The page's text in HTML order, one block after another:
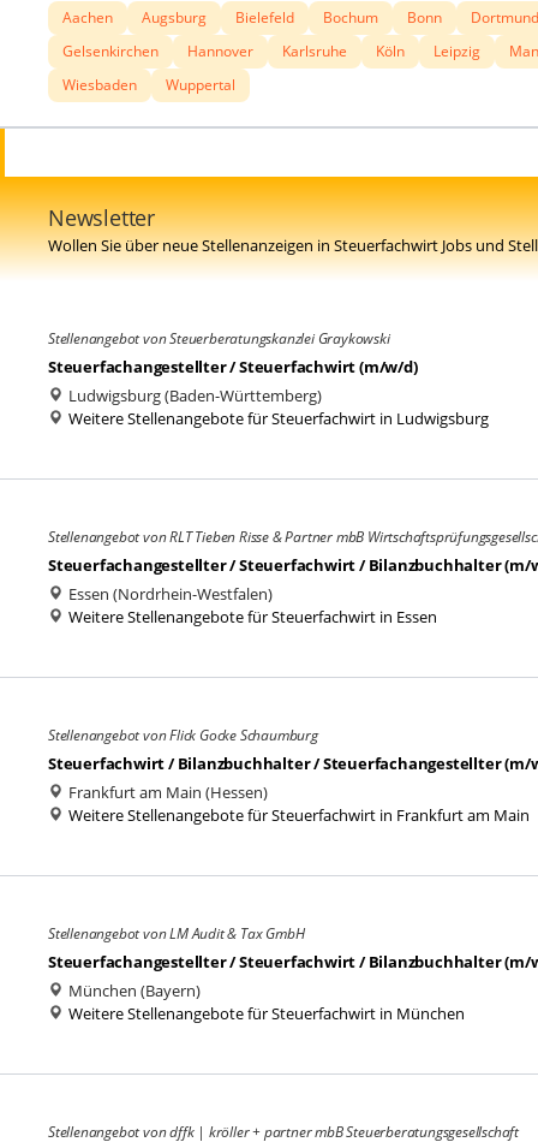
Aachen Augsburg Bielefeld Bochum Bonn
Dortmund
Gelsenkirchen
Hannover Karlsruhe Köln Leipzig
Wiesbaden
Wuppertal
Newsletter
Wollen Sie über neue Stellenanzeigen in Steuerfachwirt Jobs und
Stellenangebot von Steuerberatungskanzlei Graykowski
Steuerfachangestellter / Steuerfachwirt (m/w/d)
Ludwigsburg (Baden-Württemberg)
Weitere Stellenangebote für Steuerfachwirt in Ludwigsburg
Stellenangebot von RLT Tieben Risse & Partner mbB
Steuerfachangestellter / Steuerfachwirt / Bilanzbuchhalter (m/
Essen (Nordrhein-Westfalen)
Weitere Stellenangebote für Steuerfachwirt in Essen
Stellenangebot von Flick Gocke Schaumburg
Steuerfachwirt / Bilanzbuchhalter / Steuerfachangestellter (m/
Frankfurt am Main (Hessen)
Weitere Stellenangebote für Steuerfachwirt in Frankfurt am Main
Stellenangebot von LM Audit & Tax GmbH
Steuerfachangestellter / Steuerfachwirt / Bilanzbuchhalter (m/
München (Bayern)
Weitere Stellenangebote für Steuerfachwirt in München
Stellenangebot von dffk | kröller + partner mbB Steuerberatungsgesellschaft